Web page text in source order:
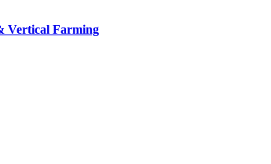
Vertical Farming